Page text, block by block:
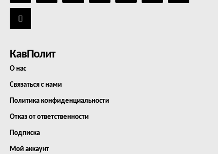
КавПолит
О нас
Связаться с нами
Политика конфиденциальности
Отказ от ответственности
Подписка
Мой аккаунт